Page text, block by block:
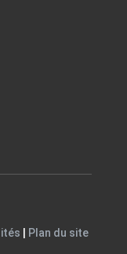
Plan du site